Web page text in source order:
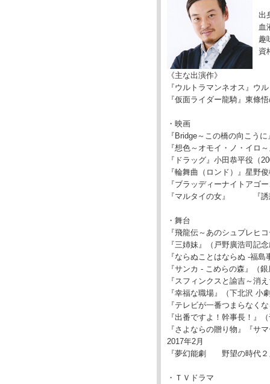
出
資
《主な出演作》
『ウルトラマンネオス』ウ
『仮面ライダー龍騎』東條
・映画
『Bridge～この橋の向こう
『想色～オモイ・ノ・イロ
『ドラッグ』小田恭平役（
『輪舞曲（ロンド）』星野
『ブラッディーナイト
『マルタイの女』 『
・舞台
『飛龍伝～あのシュプレヒ
『三姉妹』（戸野廣浩
『ならぬことはならぬ -福
『サンカ - こめらの森』（
『スフィンクスと諭吉～消
『幸福な職場』（下北沢 小
『テレビが一番つまらなく
『出番ですよ！幹事長！
『さよならの贈り物』『サ
2017年2月
『夢幻能劇 野望の時
・ＴＶドラマ